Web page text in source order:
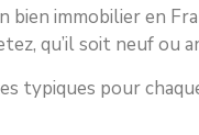
bien immobilier en
qu’il soit neuf ou
typiques pour